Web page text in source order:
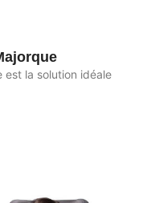
est la solution idéale